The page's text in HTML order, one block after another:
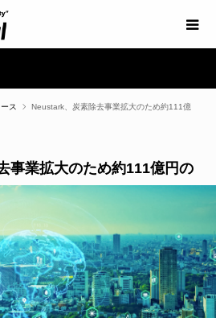
ス
Neustark、炭素除去事業拡大のため約111億
事業拡大のため約111億円の